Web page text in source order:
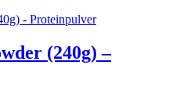
(240g) –